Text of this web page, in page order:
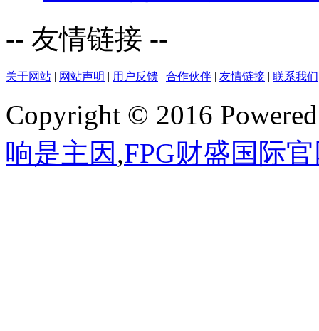
-- 友情链接 --
关于网站 | 网站声明 | 用户反馈 | 合作伙伴 | 友情链接 | 联系我们
Copyright © 2016
响是主因 ,FPG财盛国际